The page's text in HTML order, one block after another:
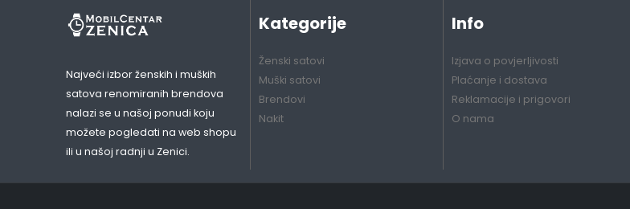
Najveći izbor ženskih i muških
satova renomiranih brendova
nalazi se u našoj ponudi koju
možete pogledati na web shopu
ili u našoj radnji u Zenici.
Kategorije
Ženski satovi
Muški satovi
Brendovi
Nakit
Info
Izjava o povjerljivosti
Plaćanje i dostava
Reklamacije i prigovori
O nama